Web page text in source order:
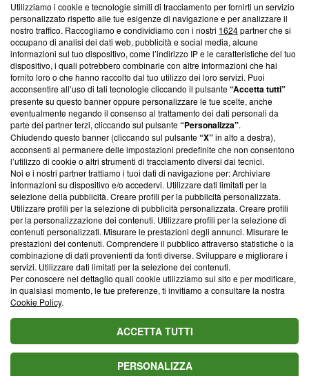
Questa sezione offre informazioni trasparenti su Blasting
News, sui nostri processi editoriali e su come ci impegniamo a
creare news di qualità. Inoltre, afferma la nostra aderenza a
‘Trust Project - News with Integrity’Blasting News non è
ancora membro del programma, ma ha richiesto di farne
parte; Trust Project non ha ancora effettuato una verifica di
conformità agli standard.
Su di noi
Team editoriale
Corporate
Redazione
Informativa Privacy
Cookie Policy
Blasting SA, IDI CHE-247.845.224, Via Carlo Frasca, 3 - 6900
Lugano (Svizzera) Tel:+39 0690258937
© 2026 Blasting News
Utilizziamo i cookie e tecnologie simili di tracciamento per fornirti un servizio
personalizzato rispetto alle tue esigenze di navigazione e per analizzare il
nostro traffico. Raccogliamo e condividiamo con i nostri 1624partner che si
occupano di analisi dei dati web, pubblicità e social media, alcune
informazioni sul tuo dispositivo, come l’indirizzo IP e le caratteristiche del tuo
dispositivo, i quali potrebbero combinarle con altre informazioni che hai
fornito loro o che hanno raccolto dal tuo utilizzo dei loro servizi. Puoi
acconsentire all’uso di tali tecnologie cliccando il pulsante“Accetta tutti”
presente su questo banner oppure personalizzare le tue scelte, anche
eventualmente negando il consenso al trattamento dei dati personali da
parte dei partner terzi, cliccando sul pulsante“Personalizza”.
Chiudendo questo banner (cliccando sul pulsante“X”in alto a destra),
acconsenti al permanere delle impostazioni predefinite che non consentono
l’utilizzo di cookie o altri strumenti di tracciamento diversi dai tecnici.
Noi e i nostri partner trattiamo i tuoi dati di navigazione per: Archiviare
informazioni su dispositivo e/o accedervi. Utilizzare dati limitati per la
selezione della pubblicità. Creare profili per la pubblicità personalizzata.
Utilizzare profili per la selezione di pubblicità personalizzata. Creare profili
per la personalizzazione dei contenuti. Utilizzare profili per la selezione di
contenuti personalizzati. Misurare le prestazioni degli annunci. Misurare le
prestazioni dei contenuti. Comprendere il pubblico attraverso statistiche o la
combinazione di dati provenienti da fonti diverse. Sviluppare e migliorare i
servizi. Utilizzare dati limitati per la selezione dei contenuti.
Per conoscere nel dettaglio quali cookie utilizziamo sul sito e per modificare,
in qualsiasi momento, le tue preferenze, ti invitiamo a consultare la nostra
Cookie Policy.
ACCETTA TUTTI
PERSONALIZZA